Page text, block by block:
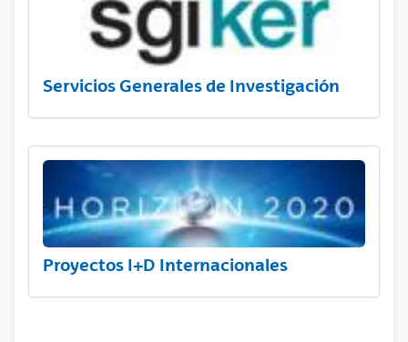
Servicios Generales de Investigación
Proyectos I+D Internacionales